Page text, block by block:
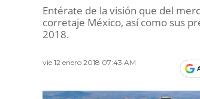
Entérate de la visión que del
corretaje México, así como sus
2018.
vie 12 enero 2018 07:43 AM